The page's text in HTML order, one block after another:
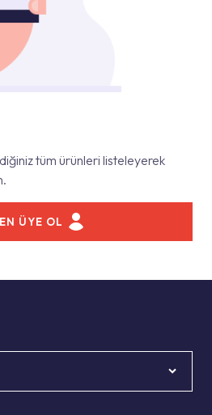
tüm ürünleri listeleyerek
ÜYE OL